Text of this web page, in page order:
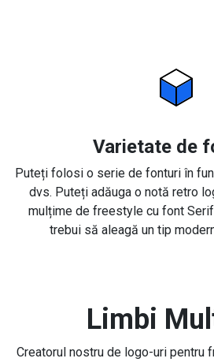
Varietate de
Puteți folosi o serie de fonturi în
dvs. Puteți adăuga o notă retro
mulțime de freestyle cu font
trebui să aleagă un tip
Limbi
Creatorul nostru de logo-uri pentru